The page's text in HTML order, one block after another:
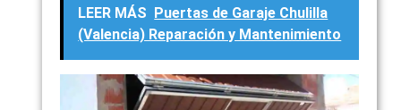
LEER MÁS
Puertas de Garaje Chulilla
(Valencia) Reparación y Mantenimiento